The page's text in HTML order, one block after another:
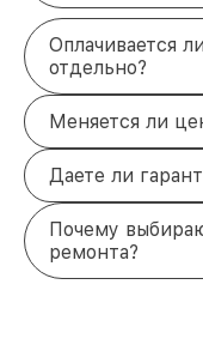
Оплачивается
отдельно?
Меняется ли
Даете ли
Почему
ремонта?